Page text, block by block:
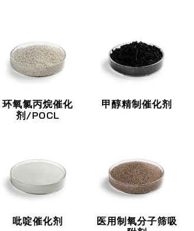
环氧氯丙烷催化
剂/POCL
甲醇精制催化剂
吡啶催化剂
医用制氧分子筛吸